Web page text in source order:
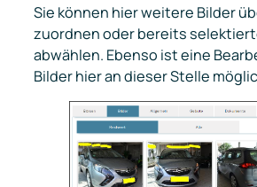
Sie können hier weitere Bilder
zuordnen oder bereits
abwählen. Ebenso ist eine
Bilder hier an dieser Stelle